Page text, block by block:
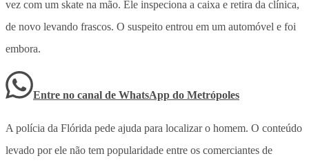
vez com um skate na mão. Ele inspeciona a caixa e retira da clínica,
de novo levando frascos. O suspeito entrou em um automóvel e foi
embora.
Entre no canal de WhatsApp do Metrópoles
A polícia da Flórida pede ajuda para localizar o homem. O conteúdo
levado por ele não tem popularidade entre os comerciantes de